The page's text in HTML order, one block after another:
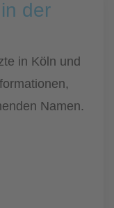
der
in Köln und
Namen.